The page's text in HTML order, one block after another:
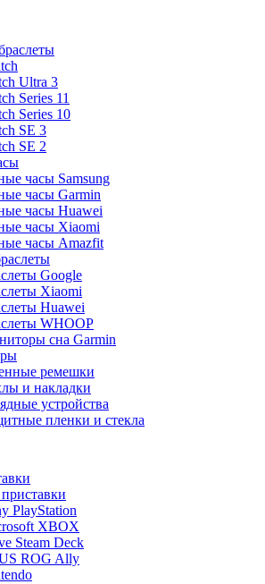
Ultra 3
Series 11
Series 10
SE 3
SE 2
часы Samsung
часы Garmin
часы Huawei
часы Xiaomi
часы Amazfit
Google
Xiaomi
Huawei
WHOOP
сна Garmin
ремешки
и накладки
устройства
пленки и стекла
PlayStation
XBOX
Steam Deck
ROG Ally